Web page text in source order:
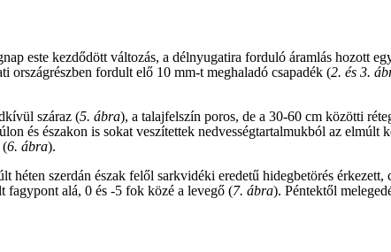
este kezdődött változás, a délnyugatira forduló áramlás hozott
országrészben fordult elő 10 mm-t meghaladó csapadék (2. és 3.
száraz (5. ábra), a talajfelszín poros, de a 30-60 cm közötti
és északon is sokat veszítettek nedvességtartalmukból az elmúlt
(6. ábra).
héten szerdán észak felől sarkvidéki eredetű hidegbetörés
fagypont alá, 0 és -5 fok közé a levegő (7. ábra). Péntektől